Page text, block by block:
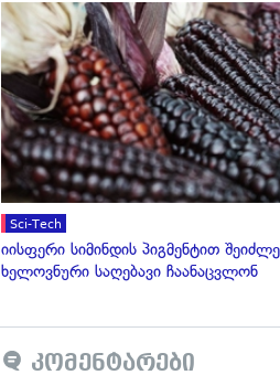
Sci-Tech
იისფერი სიმინდის პიგმენტით
ხელოვნური საღებავი ჩაანაცვლონ
კომენტარები